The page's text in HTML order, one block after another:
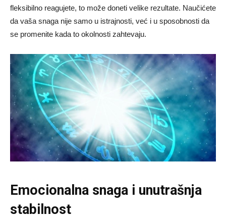
fleksibilno reagujete, to može doneti velike rezultate. Naučićete
da vaša snaga nije samo u istrajnosti, već i u sposobnosti da
se promenite kada to okolnosti zahtevaju.
Emocionalna snaga i unutrašnja
stabilnost